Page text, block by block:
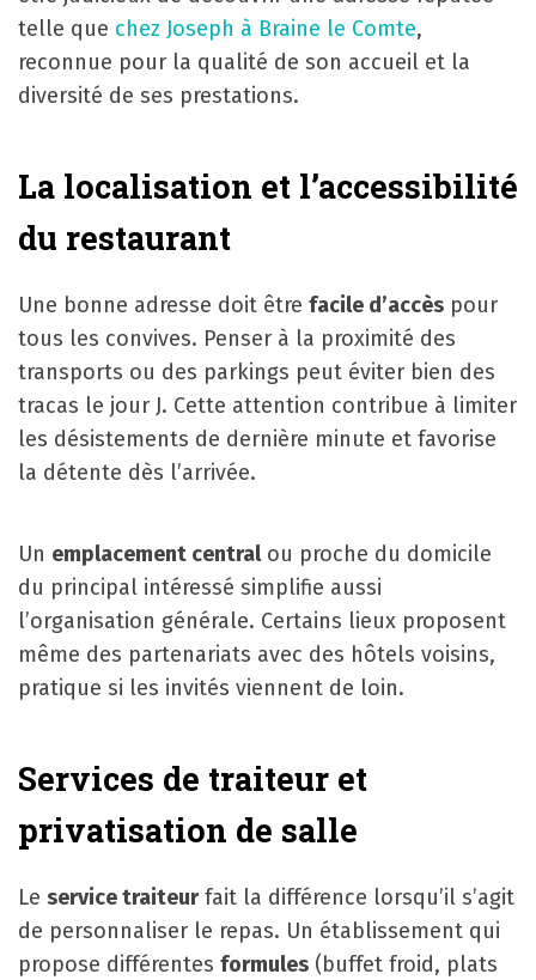
telle que chez Joseph à Braine le Comte,
reconnue pour la qualité de son accueil et la
diversité de ses prestations.
La localisation et l’accessibilité
du restaurant
Une bonne adresse doit être facile d’accès pour
tous les convives. Penser à la proximité des
transports ou des parkings peut éviter bien des
tracas le jour J. Cette attention contribue à limiter
les désistements de dernière minute et favorise
la détente dès l’arrivée.
Un emplacement centralou proche du domicile
du principal intéressé simplifie aussi
l’organisation générale. Certains lieux proposent
même des partenariats avec des hôtels voisins,
pratique si les invités viennent de loin.
Services de traiteur et
privatisation de salle
Le service traiteurfait la différence lorsqu’il s’agit
de personnaliser le repas. Un établissement qui
propose différentes formules (buffet froid, plats